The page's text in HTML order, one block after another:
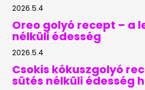
2026.5.4
Oreo golyó recept – a
nélküli édesség
2026.5.4
Csokis kókuszgolyó
sütés nélküli édesség